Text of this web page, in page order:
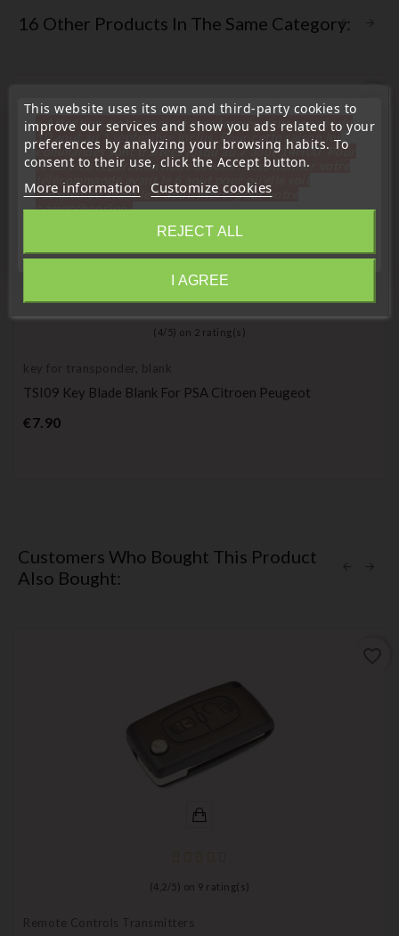
16 Other Products In The Same Category:
( 4/ 5) on 2 rating(s)
key for transponder, blank
TSI09 Key Blade Blank For PSA Citroen Peugeot
€7.90Price
Customers Who Bought This Product
Also Bought:
(4,2 / 5) on 9 rating(s)
Remote Controls Transmitters
This website uses its own and third-party cookies to
improve our services and show you ads related to your
preferences by analyzing your browsing habits. To
consent to their use, click the Accept button.
More information Customize cookies
REJECT ALL
I AGREE
« Attention, notre société sera fermée pour congés du
10 aout au 1 septembre inclus. Pour cette raison les
commandes sont traitées jusqu'au 7 aout 14H00. Pour
le service réparation nous devons réceptionner votre
télécommande avant le 6 aout pour qu'elle soit
réexpédiée avant le 7 aout. Merci pour votre
compréhension»
Close
Information